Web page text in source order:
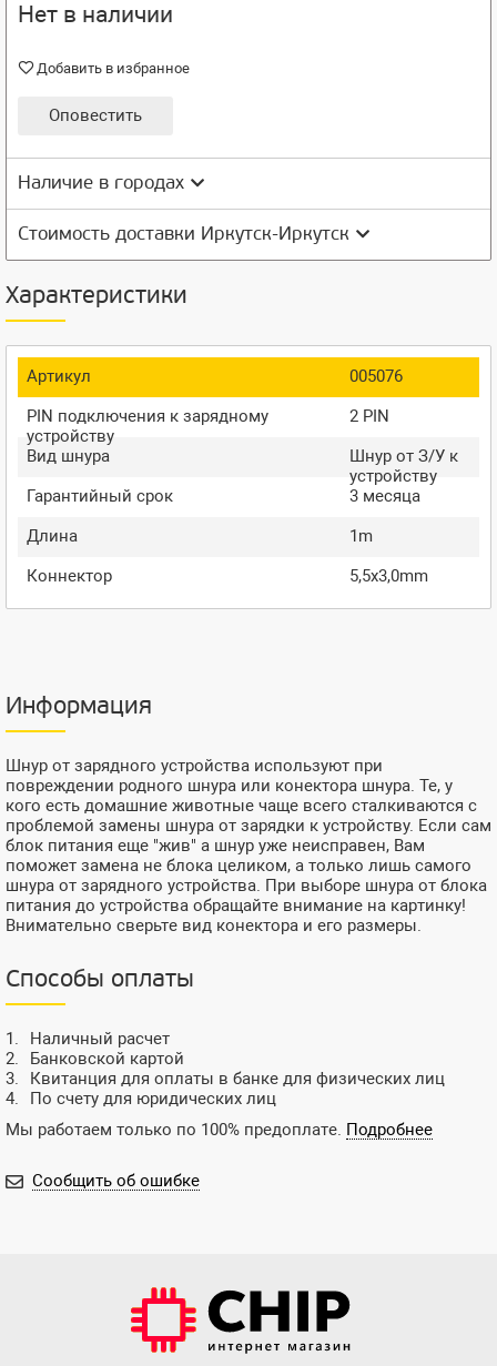
Нет в наличии
Добавить в избранное
Оповестить
Наличие в городах
Стоимость доставки Иркутск-Иркутск
Характеристики
Артикул
005076
PIN подключения к зарядному
устройству
2 PIN
Вид шнура
Шнур от З/У к
устройству
Гарантийный срок
3 месяца
Длина
1m
Коннектор
5,5x3,0mm
Информация
Шнур от зарядного устройства используют при
повреждении родного шнура или конектора шнура. Те, у
кого есть домашние животные чаще всего сталкиваются с
проблемой замены шнура от зарядки к устройству. Если сам
блок питания еще "жив" а шнур уже неисправен, Вам
поможет замена не блока целиком, а только лишь самого
шнура от зарядного устройства. При выборе шнура от блока
питания до устройства обращайте внимание на картинку!
Внимательно сверьте вид конектора и его размеры.
Способы оплаты
Наличный расчет
Банковской картой
Квитанция для оплаты в банке для физических лиц
По счету для юридических лиц
Мы работаем только по 100% предоплате. Подробнее
Сообщить об ошибке